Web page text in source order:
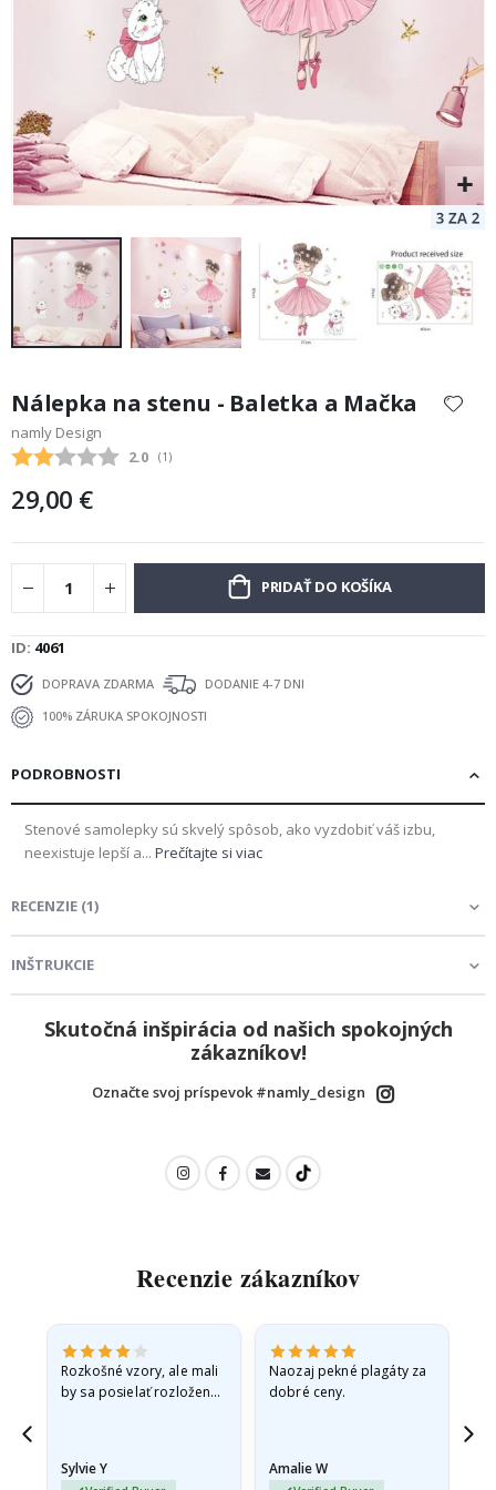
začiatok
galérie
obrázkov
Nálepka na stenu - Baletka a Mačka
namly Design
Priemerne hodnotenie:
2.0 (hlasy:
1 )
29,00 €
PRIDAŤ DO KOŠÍKA
ID 4061
DOPRAVA ZDARMA
DODANIE 4-7 DNI
100% ZÁRUKA SPOKOJNOSTI
PODROBNOSTI
Stenové samolepky sú skvelý spôsob, ako vyzdobiť váš izbu,
neexistuje lepší a... Prečítajte si viac
RECENZIE (1)
INŠTRUKCIE
Skutočná inšpirácia od našich spokojných
zákazníkov!
Označte svoj príspevok #namly_design
Recenzie zákazníkov
Rozkošné vzory, ale mali
by sa posielať rozložené
Sylvie Y
Naozaj pekné plagáty za
dobré ceny.
Amalie W